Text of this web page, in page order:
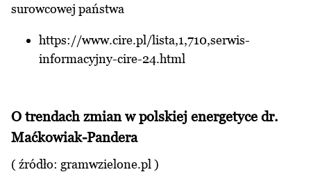
surowcowej państwa
https://www.cire.pl/lista,1,710,serwis-
informacyjny-cire-24.html
O trendach zmian w polskiej energetyce dr.
Maćkowiak-Pandera
( źródło: gramwzielone.pl )